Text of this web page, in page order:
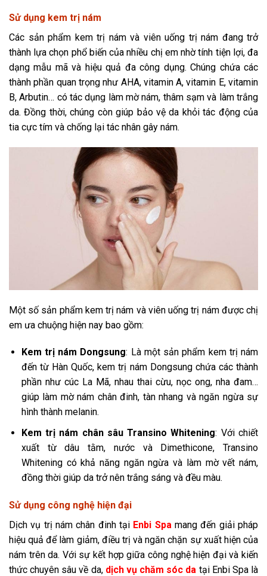
Sử dụng kem trị nám
Các sản phẩm kem trị nám và viên uống trị nám đang trở
thành lựa chọn phổ biến của nhiều chị em nhờ tính tiện lợi, đa
dạng mẫu mã và hiệu quả đa công dụng. Chúng chứa các
thành phần quan trọng như AHA, vitamin A, vitamin E, vitamin
B, Arbutin… có tác dụng làm mờ nám, thâm sạm và làm trắng
da. Đồng thời, chúng còn giúp bảo vệ da khỏi tác động của
tia cực tím và chống lại tác nhân gây nám.
Một số sản phẩm kem trị nám và viên uống trị nám được chị
em ưa chuộng hiện nay bao gồm:
Kem trị nám Dongsung: Là một sản phẩm kem trị nám
đến từ Hàn Quốc, kem trị nám Dongsung chứa các thành
phần như cúc La Mã, nhau thai cừu, nọc ong, nha đam…
giúp làm mờ nám chân đinh, tàn nhang và ngăn ngừa sự
hình thành melanin.
Kem trị nám chân sâu Transino Whitening: Với chiết
xuất từ dâu tằm, nước và Dimethicone, Transino
Whitening có khả năng ngăn ngừa và làm mờ vết nám,
đồng thời giúp da trở nên trắng sáng và đều màu.
Sử dụng công nghệ hiện đại
Dịch vụ trị nám chân đinh tại Enbi Spa mang đến giải pháp
hiệu quả để làm giảm, điều trị và ngăn chặn sự xuất hiện của
nám trên da. Với sự kết hợp giữa công nghệ hiện đại và kiến
thức chuyên sâu về da, dịch vụ chăm sóc da tại Enbi Spa là